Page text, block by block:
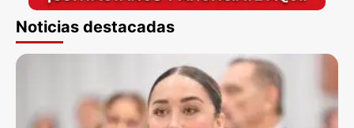
Noticias destacadas